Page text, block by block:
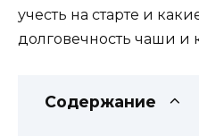
учесть на старте и
долговечность чаши и
Содержание